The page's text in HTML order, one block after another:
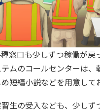
窓口も少しずつ稼働が戻
ムのコールセンターは
短編小説などを用意して
生の受入なども、少しず